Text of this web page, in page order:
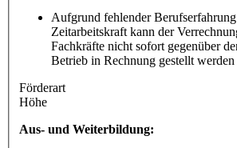
Aufgrund fehlender
Zeitarbeitskraft kann der
Fachkräfte nicht sofort gegenüber
Betrieb in Rechnung gestellt werden
Förderart
Höhe
Aus- und Weiterbildung: